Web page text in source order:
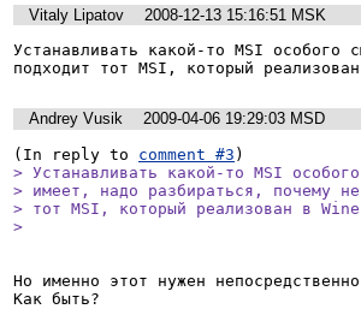
Vitaly Lipatov
2008-12-13 15:16:51 MSK
Устанавливать какой-то MSI
подходит тот MSI, который
Andrey Vusik
2009-04-06 19:29:03 MSD
(In reply to comment #3
> Устанавливать какой-то MSI
> имеет, надо разбираться, почему не
> тот MSI, который реализован в
>
Но именно этот нужен
Как быть?